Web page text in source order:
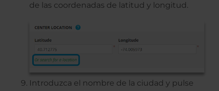
de las coordenadas de latitud y longitud.
Introduzca el nombre de la ciudad y pulse